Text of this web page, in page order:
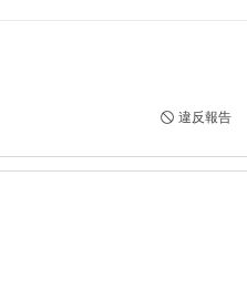
違反報告